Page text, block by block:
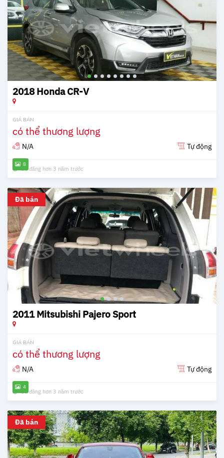
8
2018 Honda CR-V
GIÁ BÁN
có thể thương lượng
N/A Tự động
Đã đăng hơn 3 năm trước
Đã bán
4
2011 Mitsubishi Pajero Sport
GIÁ BÁN
có thể thương lượng
N/A Tự động
Đã đăng hơn 3 năm trước
Đã bán